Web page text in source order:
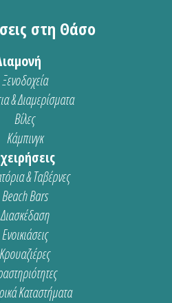
στη Θάσο
Ξενοδοχεία
& Διαμερίσματα
Βίλες
Κάμπινγκ
& Ταβέρνες
Beach Bars
Διασκέδαση
Ενοικιάσεις
Κρουαζιέρες
Καταστήματα